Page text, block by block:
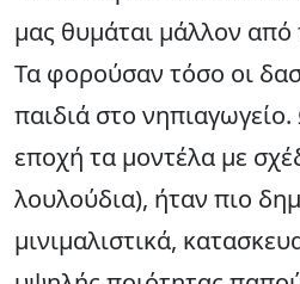
μας θυμάται μάλλον από
Τα φορούσαν τόσο οι
παιδιά στο
εποχή τα μοντέλα με
λουλούδια), ήταν πιο
μινιμαλιστικά,